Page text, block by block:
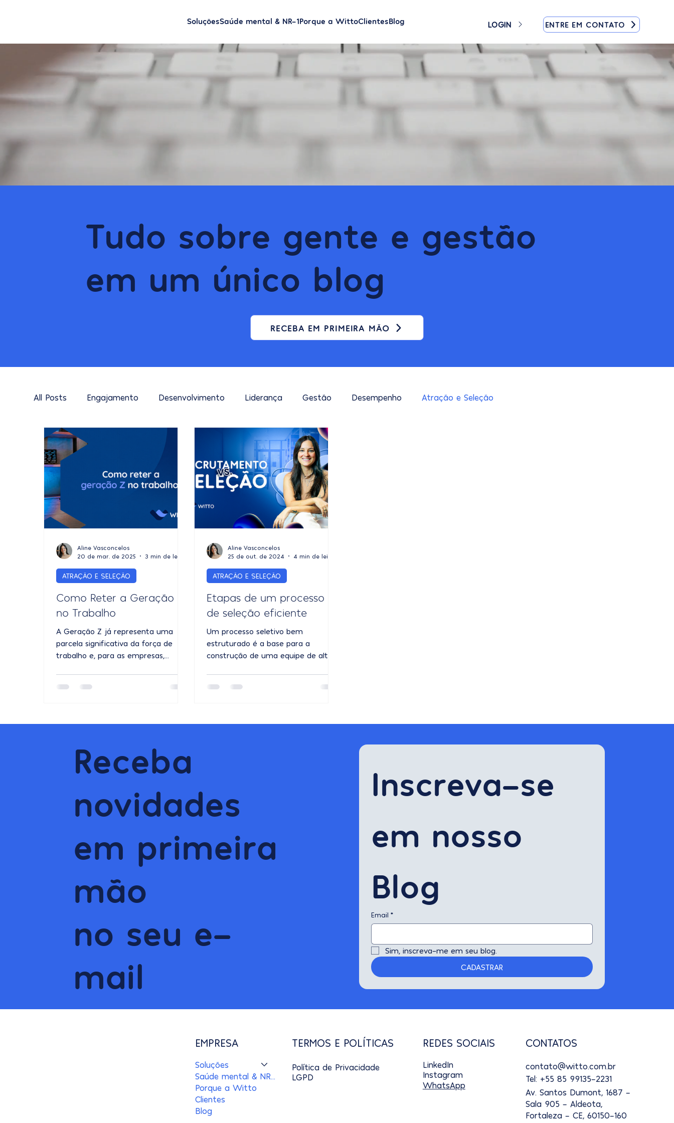
SoluçõesSaúde mental & NR-1Porque a WittoClientesBlog LOGIN ENTRE EM CONTATO
Tudo sobre gente e gestão
em um único blog
RECEBA EM PRIMEIRA MÃO
All Posts Engajamento Desenvolvimento Liderança Gestão Desempenho Atração e Seleção
Como Reter a Geração Z
no Trabalho
A Geração Z já representa uma
parcela significativa da força de
trabalho e, para as empresas,
reter esses profissionais. Se sua
enfrentando dificuldades para
manter essa geração engajada.
Quem é a Geração Z e o que a
da Geração Z no seu time, primeiro
ATRAÇÃO E SELEÇÃO
Aline Vasconcelos
20 de mar. de 2025
Etapas de um processo
de seleção eficiente
Um processo seletivo bem
estruturado é a base para a
construção de uma equipe de alta
ATRAÇÃO E SELEÇÃO
Aline Vasconcelos
25 de out. de 2024
Receba
novidades
em primeira
mão
no seu e-
mail
Inscreva-se
em nosso
Blog
Email *
Sim, inscreva-me em seu blog.
CADASTRAR
Soluções
Porque a Witto
Clientes
Blog
EMPRESA TERMOS E POLÍTICAS
Política de Privacidade
LGPD
REDES SOCIAIS
LinkedIn
Instagram
WhatsApp
CONTATOS
contato@witto.com.br
Tel: +55 85 99135-2231
Av. Santos Dumont, 1687 -
Sala 905 - Aldeota,
Fortaleza - CE, 60150-160